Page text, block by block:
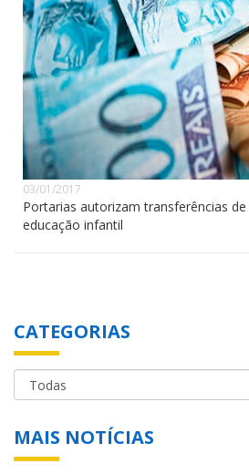
03/01/2017
Portarias autorizam transferências
educação infantil
CATEGORIAS
MAIS NOTÍCIAS